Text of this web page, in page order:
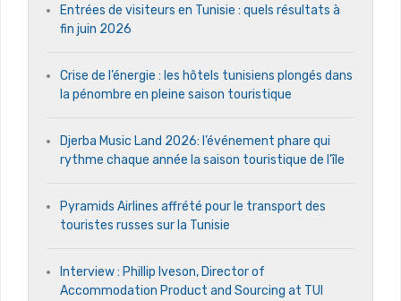
Entrées de visiteurs en Tunisie : quels résultats à
fin juin 2026
Crise de l’énergie : les hôtels tunisiens plongés dans
la pénombre en pleine saison touristique
Djerba Music Land 2026: l’événement phare qui
rythme chaque année la saison touristique de l’île
Pyramids Airlines affrété pour le transport des
touristes russes sur la Tunisie
Interview : Phillip Iveson, Director of
Accommodation Product and Sourcing at TUI